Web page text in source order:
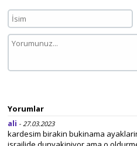
Yorumlar
ali - 27.03.2023
kardesim birakin bukinama